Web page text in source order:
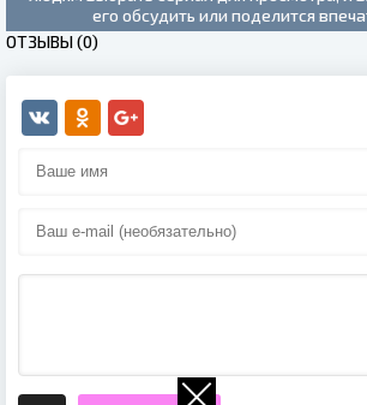
его обсудить или поделится
ОТЗЫВЫ (0)